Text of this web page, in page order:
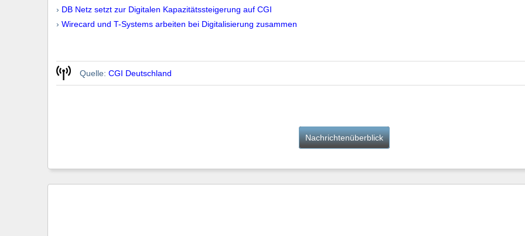
› DB Netz setzt zur Digitalen Kapazitätssteigerung auf CGI
› Wirecard und T-Systems arbeiten bei Digitalisierung zusammen
Quelle: CGI Deutschland
Nachrichtenüberblick